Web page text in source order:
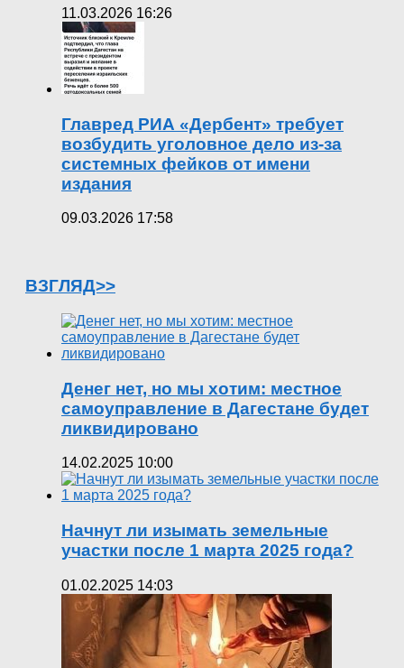
11.03.2026 16:26
Главред РИА «Дербент» требует
возбудить уголовное дело из-за
системных фейков от имени
издания
09.03.2026 17:58
ВЗГЛЯД>>
Денег нет, но мы хотим: местное
самоуправление в Дагестане будет
ликвидировано
14.02.2025 10:00
Начнут ли изымать земельные
участки после 1 марта 2025 года?
01.02.2025 14:03